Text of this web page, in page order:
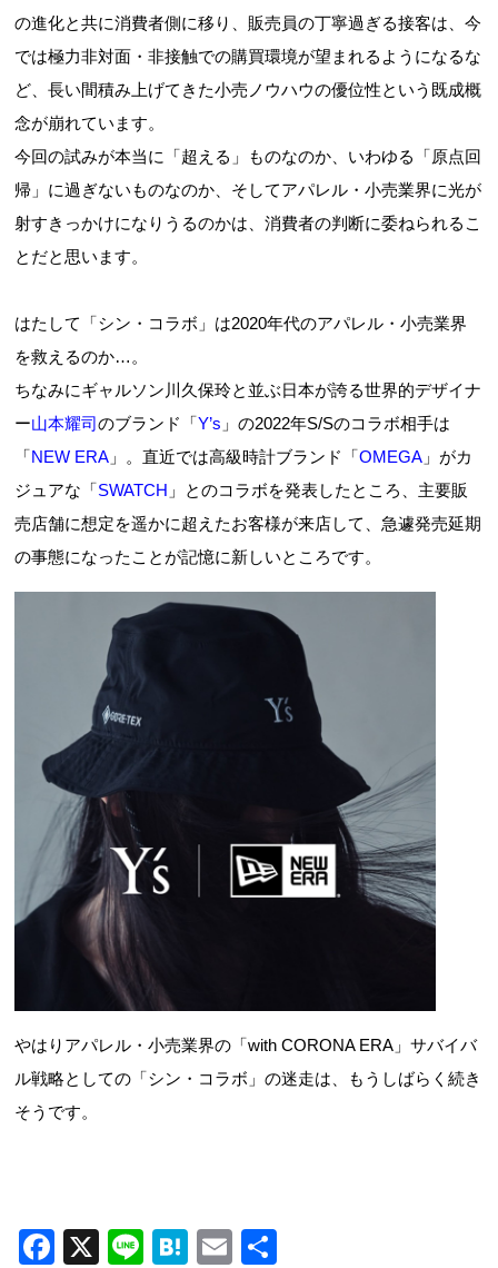
の進化と共に消費者側に移り、販売員の丁寧過ぎる接客は、今
では極力非対面・非接触での購買環境が望まれるようになるな
ど、長い間積み上げてきた小売ノウハウの優位性という既成概
念が崩れています。
今回の試みが本当に「超える」ものなのか、いわゆる「原点回
帰」に過ぎないものなのか、そしてアパレル・小売業界に光が
射すきっかけになりうるのかは、消費者の判断に委ねられるこ
とだと思います。
はたして「シン・コラボ」は2020年代のアパレル・小売業界
を救えるのか…。
ちなみにギャルソン川久保玲と並ぶ日本が誇る世界的デザイナ
ー山本耀司のブランド「Y’s 」の2022年S/Sのコラボ相手は
「NEW ERA 」。直近では高級時計ブランド「OMEGA 」がカ
ジュアな「SWATCH 」とのコラボを発表したところ、主要販
売店舗に想定を遥かに超えたお客様が来店して、急遽発売延期
の事態になったことが記憶に新しいところです。
やはりアパレル・小売業界の「with CORONA ERA」サバイバ
ル戦略としての「シン・コラボ」の迷走は、もうしばらく続き
そうです。
F
X
Li
H
E